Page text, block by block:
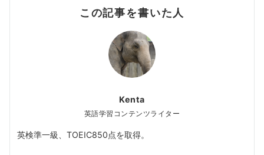
この記事を書いた人
Kenta
英語学習コンテンツライター
英検準一級、TOEIC850点を取得。